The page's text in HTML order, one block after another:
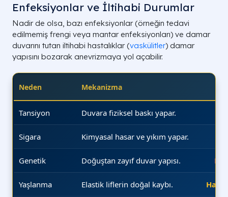
Enfeksiyonlar ve İltihabi Durumlar
Nadir de olsa, bazı enfeksiyonlar (örneğin tedavi
edilmemiş frengi veya mantar enfeksiyonları) ve damar
duvarını tutan iltihabi hastalıklar (vaskülitler) damar
yapısını bozarak anevrizmaya yol açabilir.
Neden Mekanizma
Tansiyon Duvara fiziksel baskı yapar.
Sigara Kimyasal hasar ve yıkım yapar.
Genetik Doğuştan zayıf duvar yapısı.
Yaşlanma Elastik liflerin doğal kaybı.